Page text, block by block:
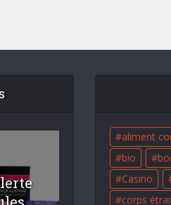
aliment
bio
Casino
corps